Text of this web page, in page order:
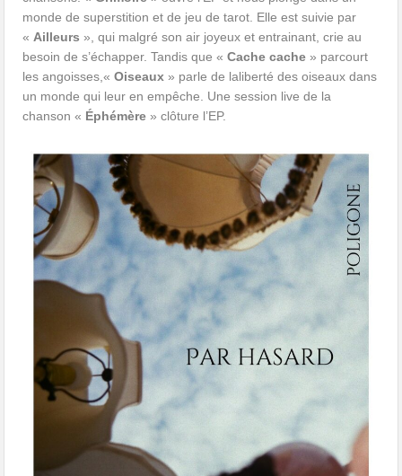
monde de superstition et de jeu de tarot. Elle est suivie par
« Ailleurs », qui malgré son air joyeux et entrainant, crie au
besoin de s’échapper. Tandis que « Cache cache » parcourt
les angoisses,«Oiseaux » parle de laliberté des oiseaux dans
un monde qui leur en empêche. Une session live de la
chanson « Éphémère » clôture l’EP.